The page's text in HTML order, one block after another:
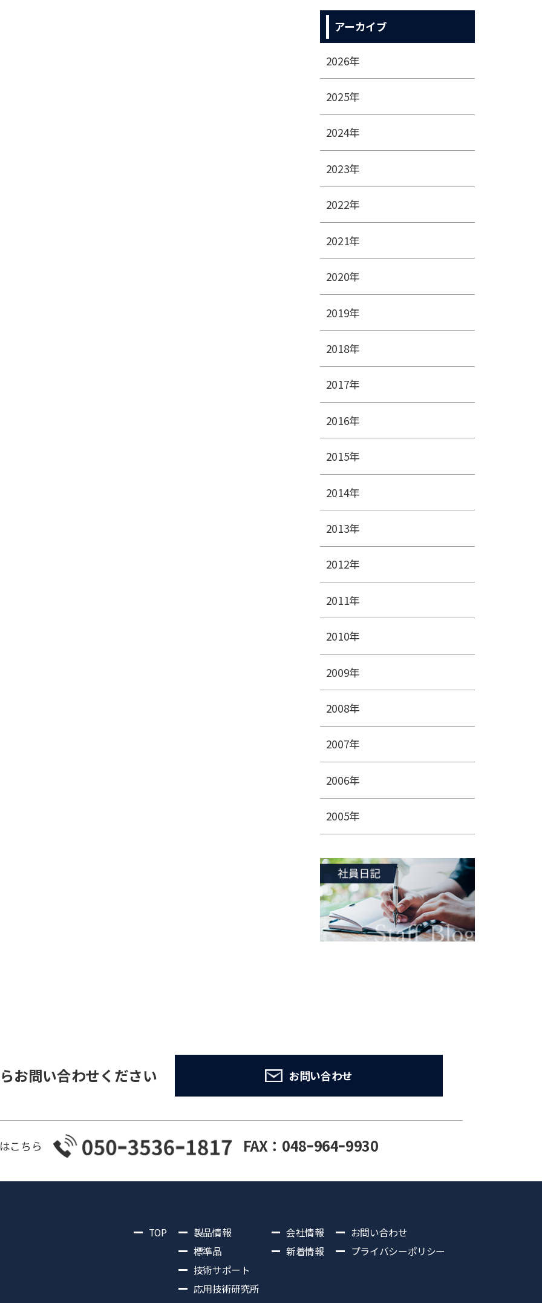
アーカイブ
2026年
2025年
2024年
2023年
2022年
2021年
2020年
2019年
2018年
2017年
2016年
2015年
2014年
2013年
2012年
2011年
2010年
2009年
2008年
2007年
2006年
2005年
お問い合わせください お問い合わせ
こちら FAX：048ｰ964ｰ9930
TOP
製品情報
標準品
技術サポート
応用技術研究所
会社情報
新着情報
お問い合わせ
プライバシーポリシー